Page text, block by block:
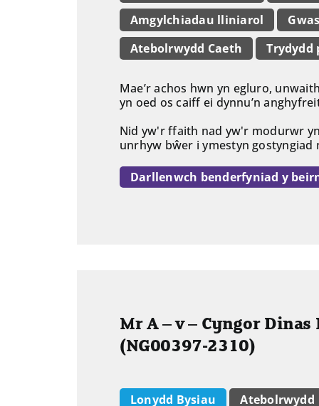
Amgylchiadau lliniarol
Atebolrwydd Caeth
Trydydd
Mae’r achos hwn yn egluro,
yn oed os caiff ei dynnu’n
Nid yw'r ffaith nad yw'r modurwr
unrhyw bŵer i ymestyn gostyngiad
Darllenwch benderfyniad y
Mr A – v – Cyngor
(NG00397-2310)
Lonydd Bysiau Atebolrwydd